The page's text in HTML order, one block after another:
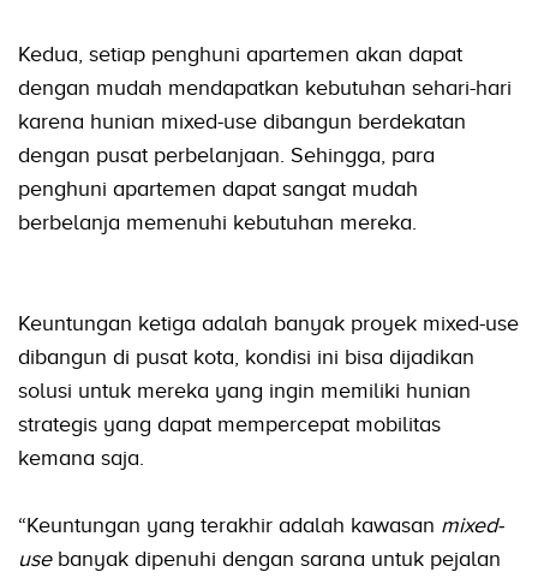
Kedua, setiap penghuni apartemen akan dapat
dengan mudah mendapatkan kebutuhan sehari-hari
karena hunian mixed-use dibangun berdekatan
dengan pusat perbelanjaan. Sehingga, para
penghuni apartemen dapat sangat mudah
berbelanja memenuhi kebutuhan mereka.
Keuntungan ketiga adalah banyak proyek mixed-use
dibangun di pusat kota, kondisi ini bisa dijadikan
solusi untuk mereka yang ingin memiliki hunian
strategis yang dapat mempercepat mobilitas
kemana saja.
“Keuntungan yang terakhir adalah kawasan mixed-
usebanyak dipenuhi dengan sarana untuk pejalan